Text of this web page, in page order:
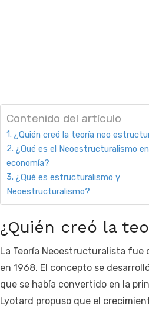
Contenido del artículo
¿Quién creó la teoría neo
¿Qué es el Neoestructuralismo en
economía?
¿Qué es estructuralismo y
Neoestructuralismo?
¿Quién creó la
La Teoría Neoestructuralista fue
en 1968. El concepto se
que se había convertido en la
Lyotard propuso que el